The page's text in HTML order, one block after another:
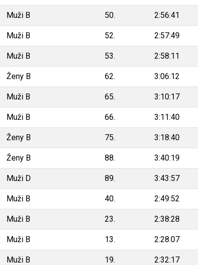
Muži B 50. 2:56:41
Muži B 52. 2:57:49
Muži B 53. 2:58:11
Ženy B 62. 3:06:12
Muži B 65. 3:10:17
Muži B 66. 3:11:40
Ženy B 75. 3:18:40
Ženy B 88. 3:40:19
Muži D 89. 3:43:57
Muži B 40. 2:49:52
Muži B 23. 2:38:28
Muži B 13. 2:28:07
Muži B 19. 2:32:17